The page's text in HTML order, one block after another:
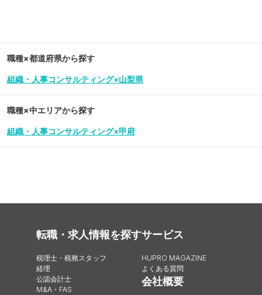
職種×都道府県から探す
組織・人事コンサルティング×山梨県
職種×中エリアから探す
組織・人事コンサルティング×甲府
転職・求人情報を探す
税理士・税務スタッフ
経理
公認会計士
M&A・FAS
サービス
HUPRO MAGAZINE
よくある質問
会社概要